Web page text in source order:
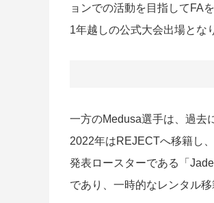
ョンでの活動を目指してFA
1年越しの公式大会出場とな
一方のMedusa選手は、過去
2022年はREJECTへ移籍し
発表ロースターである「
であり、一時的なレンタル